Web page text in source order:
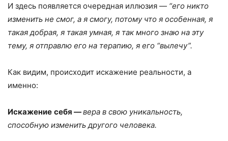
И здесь появляется очередная иллюзия — “его никто
изменить не смог, а я смогу, потому что я особенная, я
такая добрая, я такая умная, я так много знаю на эту
тему, я отправлю его на терапию, я его “вылечу”.
Как видим, происходит искажение реальности, а
именно:
Искажение себя —вера в свою уникальность,
способную изменить другого человека.